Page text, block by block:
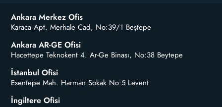
Ankara Merkez Ofis
Karaca Apt. Merhale Cad, No:39/1 Beştepe
Ankara AR-GE Ofisi
Hacettepe Teknokent 4. Ar-Ge Binası, No:38 Beytepe
İstanbul Ofisi
Esentepe Mah. Harman Sokak No:5 Levent
İngiltere Ofisi